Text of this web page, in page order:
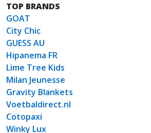
TOP BRANDS
GOAT
City Chic
GUESS AU
Hipanema FR
Lime Tree Kids
Milan Jeunesse
Gravity Blankets
Voetbaldirect.nl
Cotopaxi
Winky Lux